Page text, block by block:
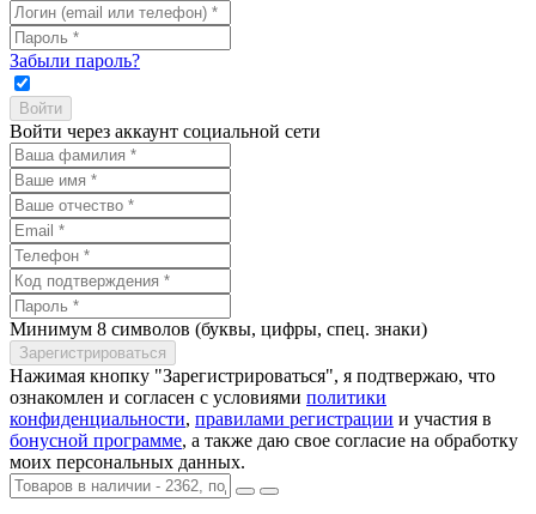
Забыли пароль?
Войти через аккаунт социальной сети
Минимум 8 символов (буквы, цифры, спец. знаки)
Нажимая кнопку "Зарегистрироваться", я подтвержаю, что
ознакомлен и согласен с условиями политики
конфиденциальности, правилами регистрации и участия в
бонусной программе, а также даю свое согласие на обработку
моих персональных данных.